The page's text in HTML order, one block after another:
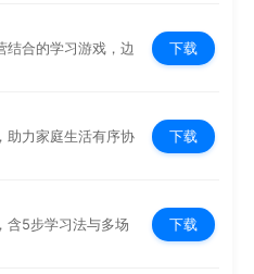
结合的学习游戏，边
下载
助力家庭生活有序协
下载
含5步学习法与多场
下载